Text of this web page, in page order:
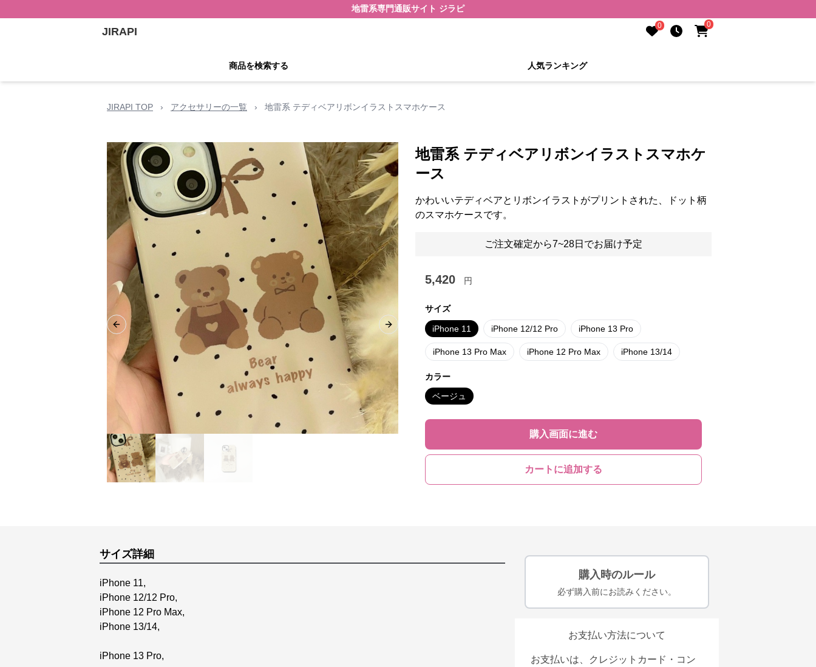
地雷系専門通販サイト ジラピ
JIRAPI 0 0
商品を検索する 人気ランキング
JIRAPI TOP › アクセサリーの一覧 › 地雷系 テディベアリボンイラストスマホケース
Previous slide Next slide
地雷系 テディベアリボンイラストスマホケ
ース
かわいいテディベアとリボンイラストがプリントされた、ドット柄
のスマホケースです。
ご注文確定から7~28日でお届け予定
5,420 円
サイズ
iPhone 11 iPhone 12/12 Pro iPhone 13 Pro
iPhone 13 Pro Max iPhone 12 Pro Max iPhone 13/14
カラー
ベージュ
購入画面に進む
カートに追加する
サイズ詳細
iPhone 11,
iPhone 12/12 Pro,
iPhone 12 Pro Max,
iPhone 13/14,
iPhone 13 Pro,
購入時のルール
必ず購入前にお読みください。
お支払い方法について
お支払いは、クレジットカード・コン